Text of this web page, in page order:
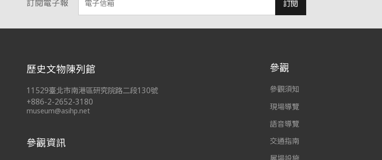
訂閱電子報 訂閱
:::
歷史文物陳列館
11529臺北市南港區研究院路二段130號
+886-2-2652-3180
museum@asihp.net
參觀資訊
參觀
參觀須知
現場導覽
語音導覽
交通指南
展場設施